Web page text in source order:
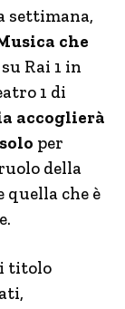
settimana,
che
Rai 1 in
1 di
accoglierà
per
della
quella che è
titolo